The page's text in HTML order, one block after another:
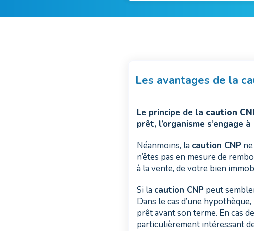
Les avantages de la
Le principe de la caution
prêt, l’organisme
Néanmoins, la caution CNPne
n’êtes pas en mesure de
à la vente, de votre bien
Si la caution CNPpeut
Dans le cas d’une
prêt avant son terme. En cas
particulièrement intéressant